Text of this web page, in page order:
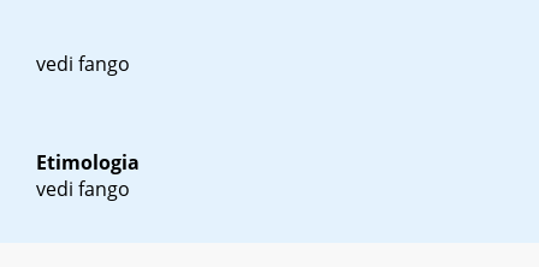
vedi fango
Etimologia
vedi fango